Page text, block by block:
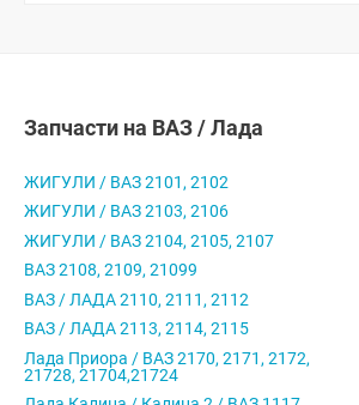
Запчасти на ВАЗ / Лада
ЖИГУЛИ / ВАЗ 2101, 2102
ЖИГУЛИ / ВАЗ 2103, 2106
ЖИГУЛИ / ВАЗ 2104, 2105, 2107
ВАЗ 2108, 2109, 21099
ВАЗ / ЛАДА 2110, 2111, 2112
ВАЗ / ЛАДА 2113, 2114, 2115
Лада Приора / ВАЗ 2170, 2171, 2172,
21728, 21704,21724